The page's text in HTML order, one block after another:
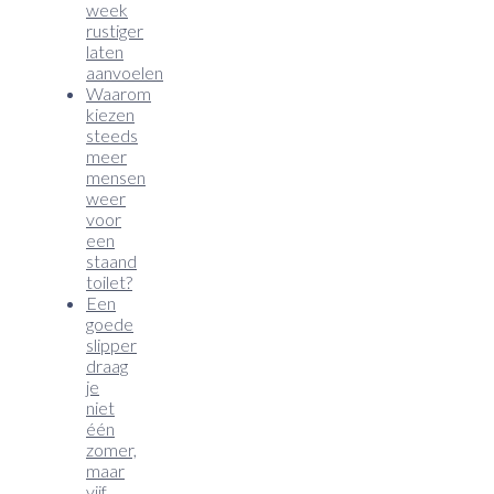
week
rustiger
laten
aanvoelen
Waarom
kiezen
steeds
meer
mensen
weer
voor
een
staand
toilet?
Een
goede
slipper
draag
je
niet
één
zomer,
maar